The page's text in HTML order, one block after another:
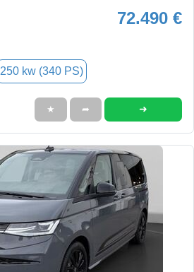
72.490 €
250 kw (340 PS)
★ ➦ ➜